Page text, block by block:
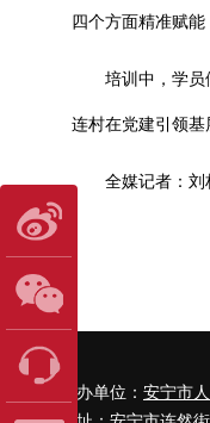
四个方面精准赋
培训中，学员们
连村在党建引领
全媒记者：刘
主办单位： 安宁市